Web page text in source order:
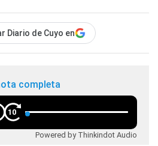
Diario de Cuyo en
completa
10
Powered by Thinkindot Audio